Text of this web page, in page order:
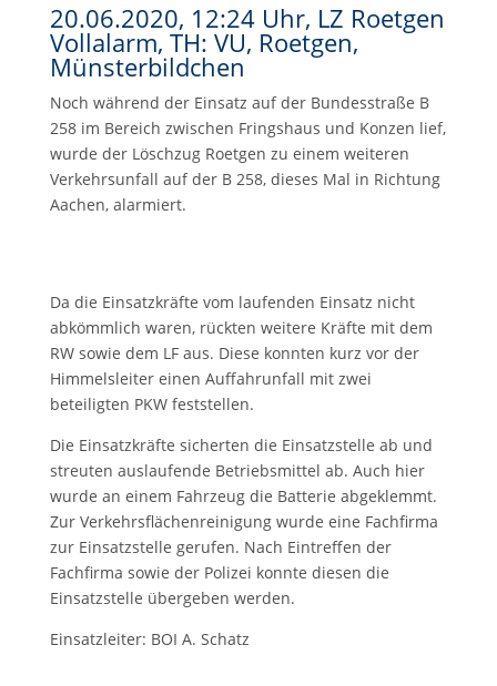
20.06.2020, 12:24 Uhr, LZ Roetgen
Vollalarm, TH: VU, Roetgen,
Münsterbildchen
Noch während der Einsatz auf der Bundesstraße B
258 im Bereich zwischen Fringshaus und Konzen lief,
wurde der Löschzug Roetgen zu einem weiteren
Verkehrsunfall auf der B 258, dieses Mal in Richtung
Aachen, alarmiert.
Da die Einsatzkräfte vom laufenden Einsatz nicht
abkömmlich waren, rückten weitere Kräfte mit dem
RW sowie dem LF aus. Diese konnten kurz vor der
Himmelsleiter einen Auffahrunfall mit zwei
beteiligten PKW feststellen.
Die Einsatzkräfte sicherten die Einsatzstelle ab und
streuten auslaufende Betriebsmittel ab. Auch hier
wurde an einem Fahrzeug die Batterie abgeklemmt.
Zur Verkehrsflächenreinigung wurde eine Fachfirma
zur Einsatzstelle gerufen. Nach Eintreffen der
Fachfirma sowie der Polizei konnte diesen die
Einsatzstelle übergeben werden.
Einsatzleiter: BOI A. Schatz